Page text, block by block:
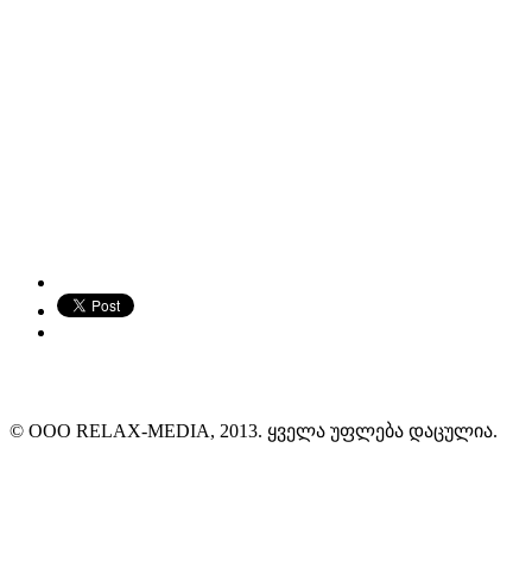
© ООО RELAX-MEDIA, 2013. ყველა უფლება დაცულია.